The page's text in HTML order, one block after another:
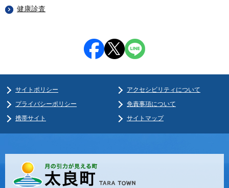
健康診査
サイトポリシー
アクセシビリティについて
プライバシーポリシー
免責事項について
携帯サイト
サイトマップ